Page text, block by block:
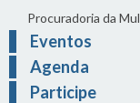
Procuradoria da
Eventos
Agenda
Participe